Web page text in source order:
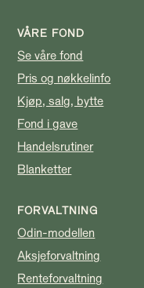
VÅRE FOND
Se våre fond
Pris og nøkkelinfo
Kjøp, salg, bytte
Fond i gave
Handelsrutiner
Blanketter
FORVALTNING
Odin-modellen
Aksjeforvaltning
Renteforvaltning